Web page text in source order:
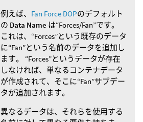
例えば、 Fan Force DOPのデフォルト
の Data Name は“Forces/Fan”です。
これは、“Forces”という既存のデータ
に“Fan”という名前のデータを追加し
ます。 “Forces”というデータが存在
しなければ、単なるコンテナデータ
が作成されて、そこに“Fan”サブデー
タが追加されます。
異なるデータは、それらを使用する